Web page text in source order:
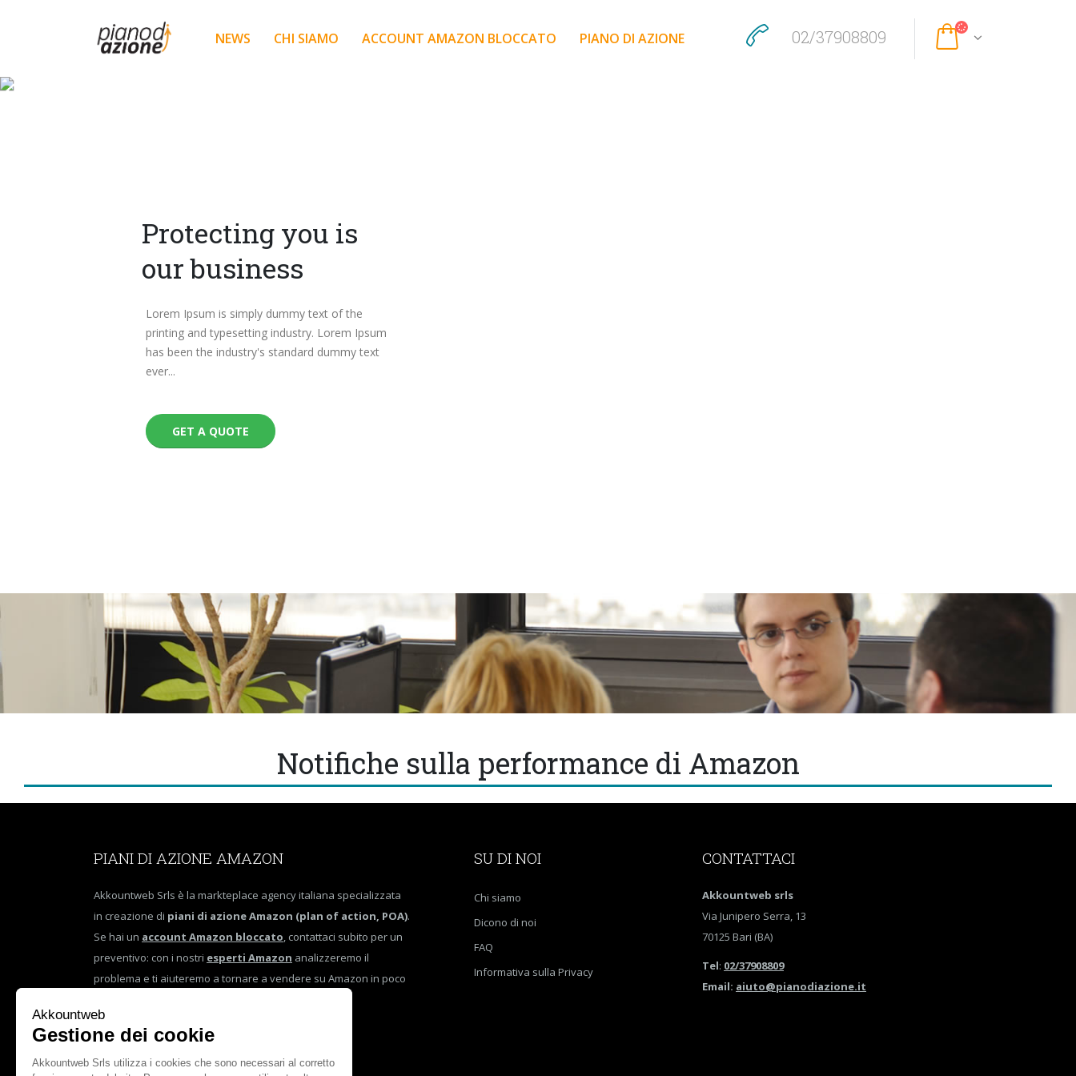
NEWS CHI SIAMO ACCOUNT AMAZON BLOCCATO PIANO DI AZIONE 02/37908809
Notifiche sulla performance di Amazon
PIANI DI AZIONE AMAZON
Akkountweb Srls è la markteplace agency italiana specializzata
in creazione di piani di azione Amazon (plan of action, POA).
Se hai un account Amazon bloccato, contattaci subito per un
preventivo: con i nostri esperti Amazon analizzeremo il
problema e ti aiuteremo a tornare a vendere su Amazon in poco
SU DI NOI
Chi siamo
Dicono di noi
FAQ
Informativa sulla Privacy
CONTATTACI
Akkountweb srls
Via Junipero Serra, 13
70125 Bari (BA)
Tel: 02/37908809
Email: aiuto@pianodiazione.it